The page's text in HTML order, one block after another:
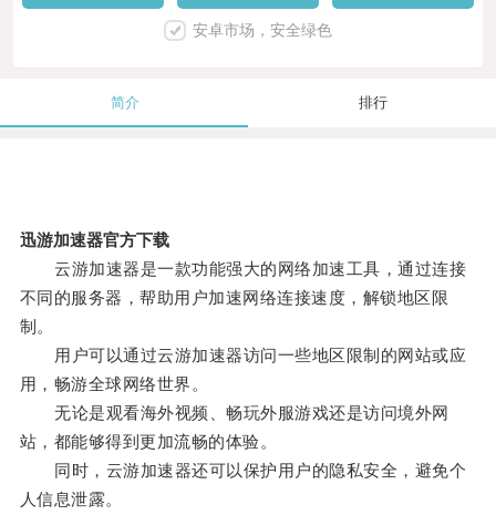
安卓市场，安全绿色
简介 排行
迅游加速器官方下载
云游加速器是一款功能强大的网络加速工具，通过连接
不同的服务器，帮助用户加速网络连接速度，解锁地区限
制。
用户可以通过云游加速器访问一些地区限制的网站或应
用，畅游全球网络世界。
无论是观看海外视频、畅玩外服游戏还是访问境外网
站，都能够得到更加流畅的体验。
同时，云游加速器还可以保护用户的隐私安全，避免个
人信息泄露。